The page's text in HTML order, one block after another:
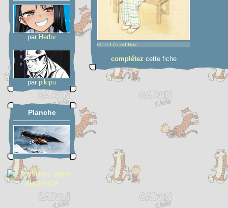
par Herbv
par pikipu
Planche
© Le Lézard Noir
complétez cette fiche